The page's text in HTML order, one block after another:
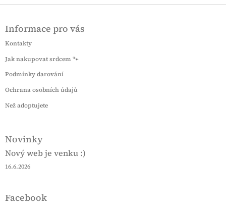
á
pInformace pro vás
Kontakty
Jak nakupovat srdcem 🐾
Podmínky darování
Ochrana osobních údajů
Než adoptujete
Novinky
Nový web je venku :)
16.6.2026
Facebook